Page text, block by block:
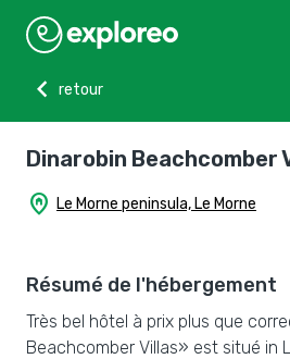
chevron_left
retour
Dinarobin Beachcomber
home_pin Le Morne peninsula, Le Morne
Résumé de l'hébergement
Très bel hôtel à prix plus que
Beachcomber Villas» est situé in